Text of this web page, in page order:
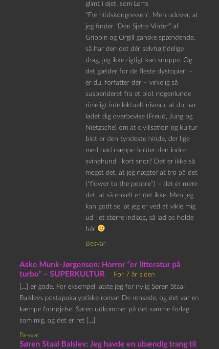
glimt i øjet, som Lems
“Fremtidskongressen”. Men udover, at
jeg finder “Den Sjette Vinter” af
Gribbin og Orgill ganske spændende,
så har den det dér selvhøjtidelige
drag, jeg ikke rigtigt kan snuppe. Og
det gælder for de fleste dystopier: –
er du, forfatter dér – virkelig så
suspenderet fra et blot nogenlunde
rimeligt intellektuelt niveau, at du har
ladet dig overbevise (Freud, Jung og
Nietzsche) om at civilisation og kultur
blot er den tyndeste hinde, der lige
med nød næppe holder den indre
svinehund i kort snor? Det er ikke så
meget det, at jeg nægter at tro på det
(“flower to the people”) – det er mere
det, at så enkelt er det ikke. Men jeg
kan godt se, at jeg er ved at vikle mig
ud i et større indlæg, så lad os holde
hér
Besvar
Aske Munk-Jørgensen: Horror “er litteratur på
turbo” – SUPERKULTUR
For 7 år siden
[…] er gode. For eksempel læste jeg for nylig Søren Staal
Balslevs postapokalyptiske roman De rensede, og det var en
kæmpe fornøjelse. Søren udkommer på det samme forlag
som mig, og det er ret […]
Besvar
Søren Staal Balslev: Jeg havde en ubændig trang til